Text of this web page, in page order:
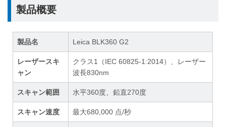
製品概要
製品名 Leica BLK360 G2
レーザースキ
ャン
クラス1（IEC 60825-1:2014）、レーザー
波長830nm
スキャン範囲 水平360度、鉛直270度
スキャン速度 最大680,000 点/秒